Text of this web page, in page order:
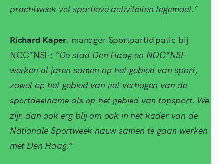
prachtweek vol sportieve activiteiten tegemoet.”
Richard Kaper, manager Sportparticipatie bij
NOC*NSF: “De stad Den Haag en NOC*NSF
werken al jaren samen op het gebied van sport,
zowel op het gebied van het verhogen van de
sportdeelname als op het gebied van topsport. We
zijn dan ook erg blij om ook in het kader van de
Nationale Sportweek nauw samen te gaan werken
met Den Haag.”